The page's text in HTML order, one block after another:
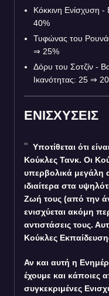
Κόκκινη Ενίσχυση
40%
Τυφώνας του
⇒ 25%
Δόρυ του Σοτζίν -
Ικανότητας: 25 ⇒ 20
ΕΝΙΣΧΥΣΕΙΣ
Υποτίθεται ότι
Κούκλες Τανκ. Οι
υπερβολικά μεγάλη
ιδιαίτερα στα
Ζωή τους (από την
ενισχύεται ακόμη
αντιστάσεις τους.
Κούκλες
Αν και αυτή η
έχουμε και κάποιες
συγκεκριμένες